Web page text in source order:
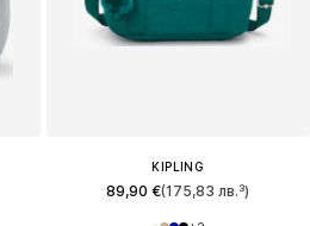
KIPLING
89,90 €(175,83 лв.³)